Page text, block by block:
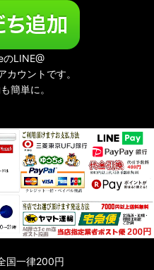
LINE@
カウントです。
簡単に。
国一律200円